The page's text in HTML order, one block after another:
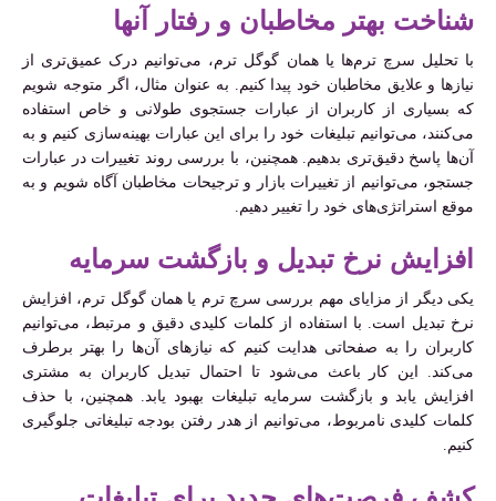
شناخت بهتر مخاطبان و رفتار آنها
با تحلیل سرچ ترم‌ها یا همان گوگل ترم، می‌توانیم درک عمیق‌تری از
نیازها و علایق مخاطبان خود پیدا کنیم. به عنوان مثال، اگر متوجه شویم
که بسیاری از کاربران از عبارات جستجوی طولانی و خاص استفاده
می‌کنند، می‌توانیم تبلیغات خود را برای این عبارات بهینه‌سازی کنیم و به
آن‌ها پاسخ دقیق‌تری بدهیم. همچنین، با بررسی روند تغییرات در عبارات
جستجو، می‌توانیم از تغییرات بازار و ترجیحات مخاطبان آگاه شویم و به
موقع استراتژی‌های خود را تغییر دهیم.
افزایش نرخ تبدیل و بازگشت سرمایه
یکی دیگر از مزایای مهم بررسی سرچ ترم یا همان گوگل ترم، افزایش
نرخ تبدیل است. با استفاده از کلمات کلیدی دقیق و مرتبط، می‌توانیم
کاربران را به صفحاتی هدایت کنیم که نیازهای آن‌ها را بهتر برطرف
می‌کند. این کار باعث می‌شود تا احتمال تبدیل کاربران به مشتری
افزایش یابد و بازگشت سرمایه تبلیغات بهبود یابد. همچنین، با حذف
کلمات کلیدی نامربوط، می‌توانیم از هدر رفتن بودجه تبلیغاتی جلوگیری
کنیم.